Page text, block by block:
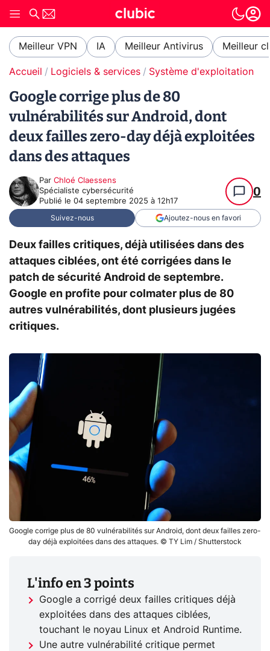
Meilleur VPN IA Meilleur Antivirus Meilleur
Accueil Logiciels & services Système d'exploitation
Google corrige plus de 80
vulnérabilités sur Android, dont
deux failles zero-day déjà exploitées
dans des attaques
Par Chloé Claessens
Spécialiste cybersécurité
Publié le 04 septembre 2025 à 12h17
0
Suivez-nous Ajoutez-nous en favori
Deux failles critiques, déjà utilisées dans des
attaques ciblées, ont été corrigées dans le
patch de sécurité Android de septembre.
Google en profite pour colmater plus de 80
autres vulnérabilités, dont plusieurs jugées
critiques.
Google corrige plus de 80 vulnérabilités sur Android, dont deux failles zero-
day déjà exploitées dans des attaques. © TY Lim / Shutterstock
L'info en 3 points
Google a corrigé deux failles critiques déjà
exploitées dans des attaques ciblées,
touchant le noyau Linux et Android Runtime.
Une autre vulnérabilité critique permet